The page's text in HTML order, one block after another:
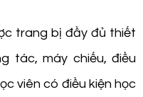
trang bị đầy đủ thiết
tác, máy chiếu, điều
viên có điều kiện học